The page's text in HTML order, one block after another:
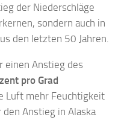
der Niederschläge
sondern auch in
den letzten 50 Jahren.
einen Anstieg des
pro Grad
Luft mehr Feuchtigkeit
Anstieg in Alaska